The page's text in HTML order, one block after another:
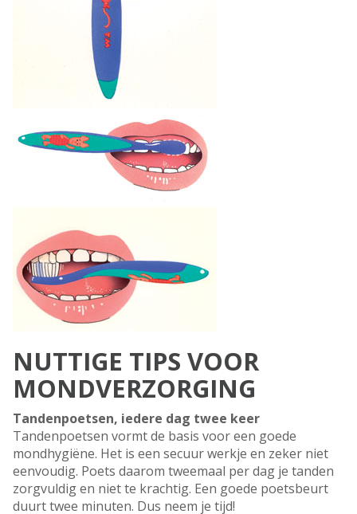
NUTTIGE TIPS VOOR
MONDVERZORGING
Tandenpoetsen, iedere dag twee keer
Tandenpoetsen vormt de basis voor een goede
mondhygiëne. Het is een secuur werkje en zeker niet
eenvoudig. Poets daarom tweemaal per dag je tanden
zorgvuldig en niet te krachtig. Een goede poetsbeurt
duurt twee minuten. Dus neem je tijd!